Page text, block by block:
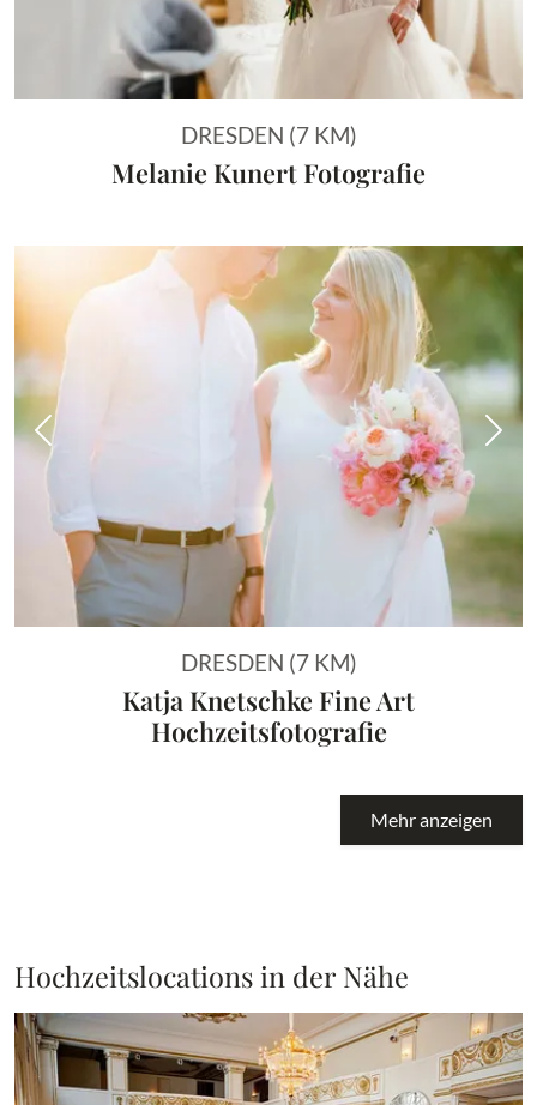
DRESDEN (7 KM)
Melanie Kunert Fotografie
Vorheriges Bild
DRESDEN (7 KM)
Katja Knetschke Fine Art
Hochzeitsfotografie
Mehr anzeigen
Hochzeitslocations in der Nähe